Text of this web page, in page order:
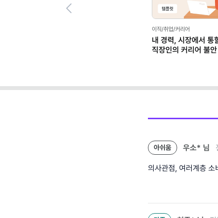
이직/취업/커리어
내 경력, 시장에서 통
직장인의 커리어 불
아쉬움 우소* 님
의사관점, 여러계층